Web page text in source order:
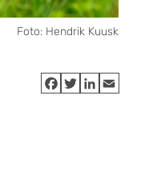
Foto: Hendrik Kuusk